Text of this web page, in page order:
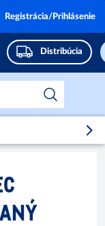
Distribúcia
Registrácia/Prihlásenie